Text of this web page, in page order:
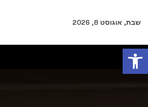
פתח סרגל נגישות
שבת, אוגוסט 8, 2026